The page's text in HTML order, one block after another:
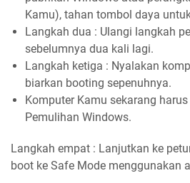
Kamu), tahan tombol daya
Langkah dua : Ulangi langkah
sebelumnya dua kali lagi.
Langkah ketiga : Nyalakan
biarkan booting sepenuhnya.
Komputer Kamu sekarang
Pemulihan Windows.
Langkah empat : Lanjutkan ke
boot ke Safe Mode menggunakan